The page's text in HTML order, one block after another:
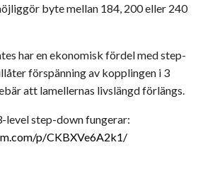
byte mellan 184, 200 eller 240
har en ekonomisk fördel med step-
förspänning av kopplingen i 3
att lamellernas livslängd förlängs.
level step-down fungerar:
p/CKBXVe6A2k1/